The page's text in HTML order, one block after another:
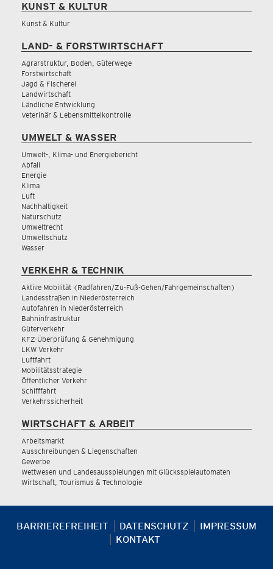
KUNST & KULTUR
Kunst & Kultur
LAND- & FORSTWIRTSCHAFT
Agrarstruktur, Boden, Güterwege
Forstwirtschaft
Jagd & Fischerei
Landwirtschaft
Ländliche Entwicklung
Veterinär & Lebensmittelkontrolle
UMWELT & WASSER
Umwelt-, Klima- und Energiebericht
Abfall
Energie
Klima
Luft
Nachhaltigkeit
Naturschutz
Umweltrecht
Umweltschutz
Wasser
VERKEHR & TECHNIK
Aktive Mobilität (Radfahren/Zu-Fuß-Gehen/Fahrgemeinschaften)
Landesstraßen in Niederösterreich
Autofahren in Niederösterreich
Bahninfrastruktur
Güterverkehr
KFZ-Überprüfung & Genehmigung
LKW Verkehr
Luftfahrt
Mobilitätsstrategie
Öffentlicher Verkehr
Schifffahrt
Verkehrssicherheit
WIRTSCHAFT & ARBEIT
Arbeitsmarkt
Ausschreibungen & Liegenschaften
Gewerbe
Wettwesen und Landesausspielungen mit Glücksspielautomaten
Wirtschaft, Tourismus & Technologie
BARRIEREFREIHEIT DATENSCHUTZ
IMPRESSUM
KONTAKT